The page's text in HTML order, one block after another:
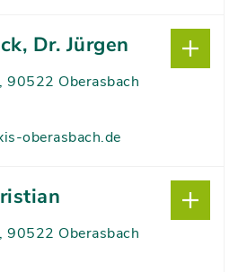
Dr. Jürgen
90522 Oberasbach
oberasbach.de
90522 Oberasbach